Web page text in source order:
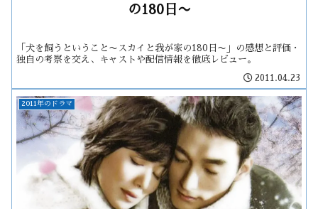
の180日〜
「犬を飼うということ〜スカイと我が家の180日〜」の感想と評価・
独自の考察を交え、キャストや配信情報を徹底レビュー。
2011.04.23
2011年のドラマ